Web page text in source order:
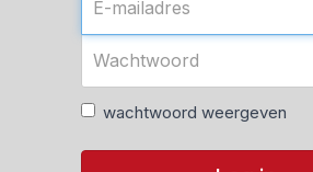
wachtwoord weergeven